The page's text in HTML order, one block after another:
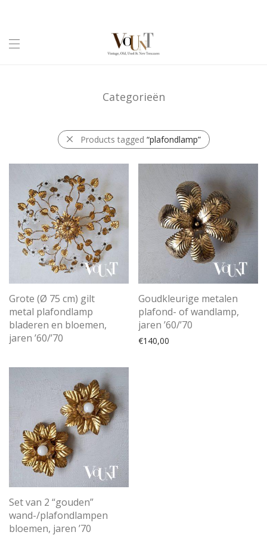
Categorieën
Products tagged “plafondlamp”
Grote (Ø 75 cm) gilt
metal plafondlamp
bladeren en bloemen,
jaren ’60/’70
Goudkleurige metalen
plafond- of wandlamp,
jaren ’60/’70
€140,00
Set van 2 “gouden”
wand-/plafondlampen
bloemen, jaren ’70